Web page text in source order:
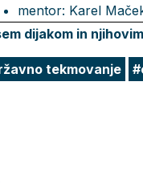
mentor: Karel
dijakom in
tekmovanje